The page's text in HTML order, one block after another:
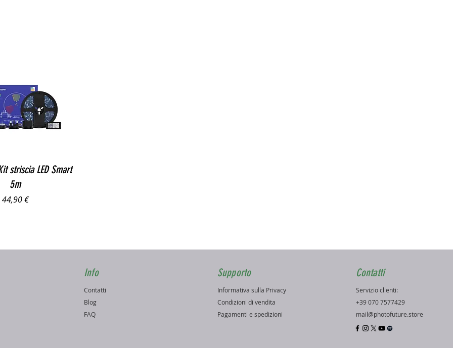
rapida
striscia LED Smart
5m
Prezzo
44,90 €
Info
Contatti
Blog
FAQ
Supporto
Informativa sulla Privacy
Condizioni di vendita
Pagamenti e spedizioni
Contatti
Servizio clienti:
+39 070 7577429
mail@photofuture.store